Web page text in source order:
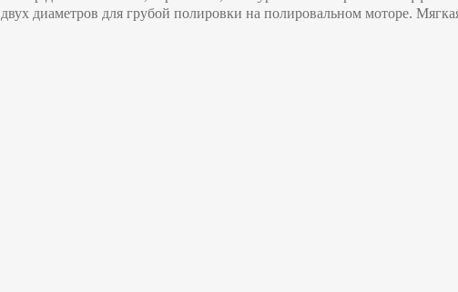
двух диаметров для грубой полировки на полировальном моторе.